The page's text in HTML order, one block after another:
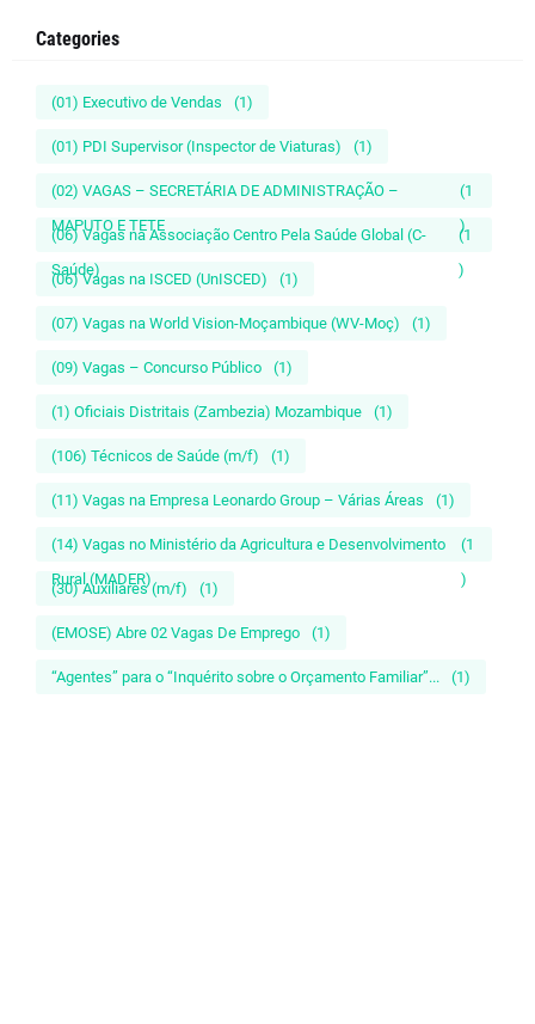
Categories
(01) Executivo de Vendas (1)
(01) PDI Supervisor (Inspector de Viaturas) (1)
(02) VAGAS – SECRETÁRIA DE ADMINISTRAÇÃO –
MAPUTO E TETE
(1
)
(06) Vagas na Associação Centro Pela Saúde Global (C-
Saúde)
(1
)
(06) Vagas na ISCED (UnISCED) (1)
(07) Vagas na World Vision-Moçambique (WV-Moç) (1)
(09) Vagas – Concurso Público (1)
(1) Oficiais Distritais (Zambezia) Mozambique (1)
(106) Técnicos de Saúde (m/f) (1)
(11) Vagas na Empresa Leonardo Group – Várias Áreas (1)
(14) Vagas no Ministério da Agricultura e Desenvolvimento
Rural (MADER)
(1
)
(30) Auxiliares (m/f) (1)
(EMOSE) Abre 02 Vagas De Emprego (1)
“Agentes” para o “Inquérito sobre o Orçamento Familiar”... (1)